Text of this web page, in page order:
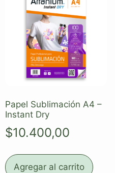
Papel Sublimación A4 –
Instant Dry
$10.400,00
Agregar al carrito